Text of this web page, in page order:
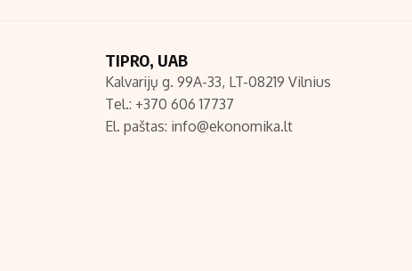
TIPRO, UAB
Kalvarijų g. 99A-33, LT-08219 Vilnius
Tel.: +370 606 17737
El. paštas: info@ekonomika.lt